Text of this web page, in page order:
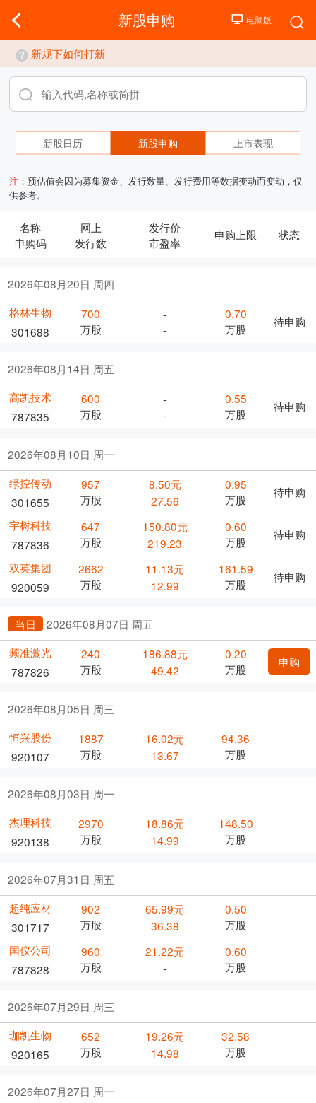
新股申购
新规下如何打新
新股日历 新股申购 上市表现
注：预估值会因为募集资金、发行数量、发行费用等数据变动而变动，仅
供参考。
名称
申购码
网上
发行数
发行价
市盈率
申购上限 状态
2026年08月20日 周四
格林生物
301688
700
万股
-
-
0.70
万股
待申购
2026年08月14日 周五
高凯技术
787835
600
万股
-
-
0.55
万股
待申购
2026年08月10日 周一
绿控传动
301655
957
万股
8.50元
27.56
0.95
万股
待申购
宇树科技
787836
647
万股
150.80元
219.23
0.60
万股
待申购
双英集团
920059
2662
万股
11.13元
12.99
161.59
万股
待申购
当日
2026年08月07日 周五
频准激光
787826
240
万股
186.88元
49.42
0.20
万股
申购
2026年08月05日 周三
恒兴股份
920107
1887
万股
16.02元
13.67
94.36
万股
2026年08月03日 周一
杰理科技
920138
2970
万股
18.86元
14.99
148.50
万股
2026年07月31日 周五
超纯应材
301717
902
万股
65.99元
36.38
0.50
万股
国仪公司
787828
960
万股
21.22元
-
0.60
万股
2026年07月29日 周三
珈凯生物
920165
652
万股
19.26元
14.98
32.58
万股
2026年07月27日 周一